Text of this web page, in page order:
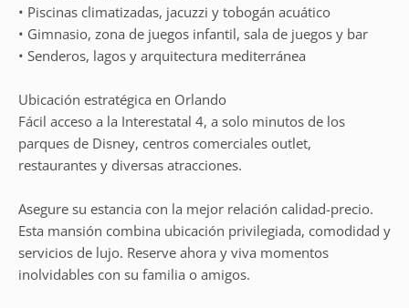
• Piscinas climatizadas, jacuzzi y tobogán acuático
• Gimnasio, zona de juegos infantil, sala de juegos y bar
• Senderos, lagos y arquitectura mediterránea
Ubicación estratégica en Orlando
Fácil acceso a la Interestatal 4, a solo minutos de los
parques de Disney, centros comerciales outlet,
restaurantes y diversas atracciones.
Asegure su estancia con la mejor relación calidad-precio.
Esta mansión combina ubicación privilegiada, comodidad y
servicios de lujo. Reserve ahora y viva momentos
inolvidables con su familia o amigos.